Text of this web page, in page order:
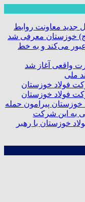
جدید معاونت روابط
خوزستان معرفی شد
می‌کند و به خط
واقعی آغاز شد
ملی
پیرامون حمله
به این شرکت
خوزستان با رهبر